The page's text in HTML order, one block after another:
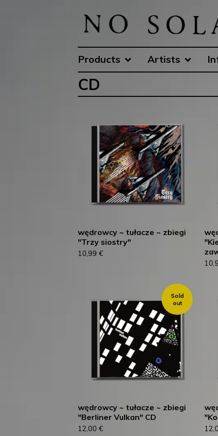
Products Artists
CD
wędrowcy ~ tułacze ~ zbiegi
"Trzy siostry"
10,99 €
Sold
out
wędrowcy ~ tułacze ~ zbiegi
"Berliner Vulkan" CD
12,00 €